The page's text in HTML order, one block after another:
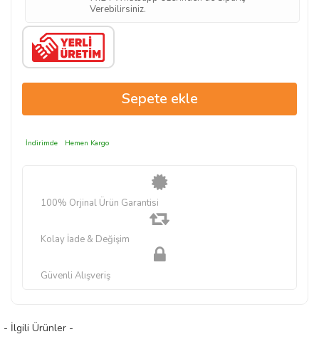
Verebilirsiniz.
İndirimde Hemen Kargo
100% Orjinal Ürün Garantisi
Kolay İade & Değişim
Güvenli Alışveriş
- İlgili Ürünler -